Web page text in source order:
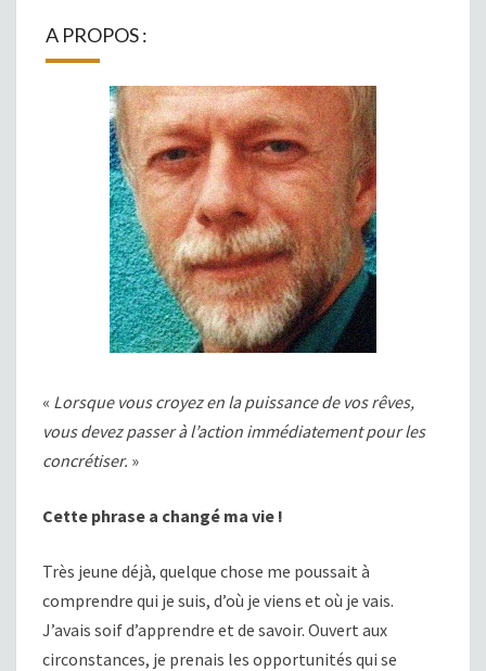
A PROPOS :
« Lorsque vous croyez en la puissance de vos rêves,
vous devez passer à l’action immédiatement pour les
concrétiser. »
Cette phrase a changé ma vie !
Très jeune déjà, quelque chose me poussait à
comprendre qui je suis, d’où je viens et où je vais.
J’avais soif d’apprendre et de savoir. Ouvert aux
circonstances, je prenais les opportunités qui se